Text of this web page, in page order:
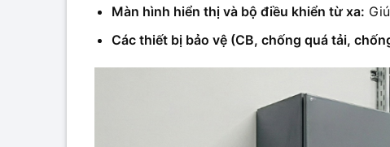
Màn hình hiển thị và bộ điều khiển từ xa:
Các thiết bị bảo vệ (CB, chống quá tải,